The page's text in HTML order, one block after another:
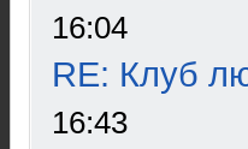
16:04
RE: Клуб
16:43